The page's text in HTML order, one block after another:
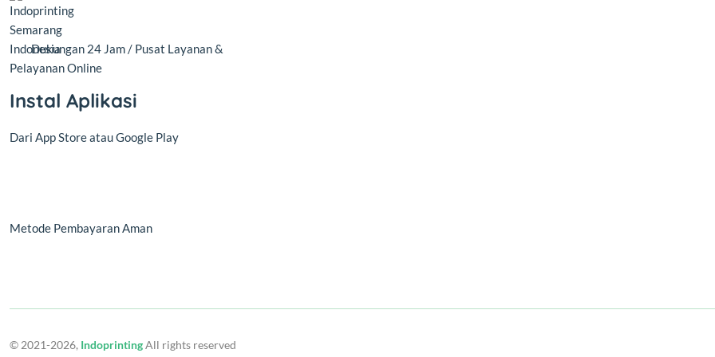
Dukungan 24 Jam / Pusat Layanan &
Pelayanan Online
Instal Aplikasi
Dari App Store atau Google Play
Metode Pembayaran Aman
© 2021-2026, IndoprintingAll rights reserved